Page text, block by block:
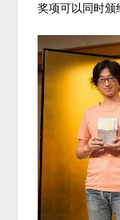
奖项可以同时颁